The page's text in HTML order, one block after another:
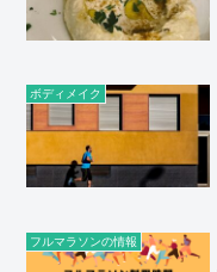
ボディメイク
フルマラソンの情報